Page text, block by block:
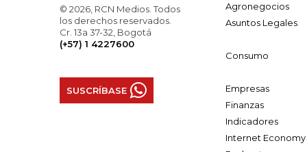
© 2026, RCN Medios. Todos
los derechos reservados.
Cr. 13a 37-32, Bogotá
(+57) 1 4227600
SUSCRÍBASE
Agronegocios
Asuntos Legales
Consumo
Empresas
Finanzas
Indicadores
Internet Economy